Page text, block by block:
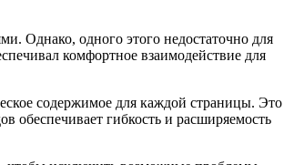
Однако, одного этого недостаточно для
комфортное взаимодействие для
содержимое для каждой страницы. Это
обеспечивает гибкость и расширяемость